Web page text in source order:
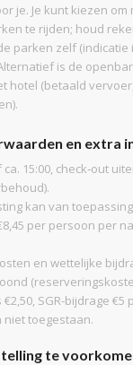
je. Je kunt kiezen om
te rijden; houd
parken zelf (indicatie
is de
hotel (betaald
en extra
15:00, check‑out
kan van
per persoon per
en wettelijke
SGR-bijdrage €5
niet toegestaan.
te